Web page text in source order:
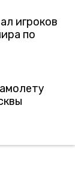
игроков
по